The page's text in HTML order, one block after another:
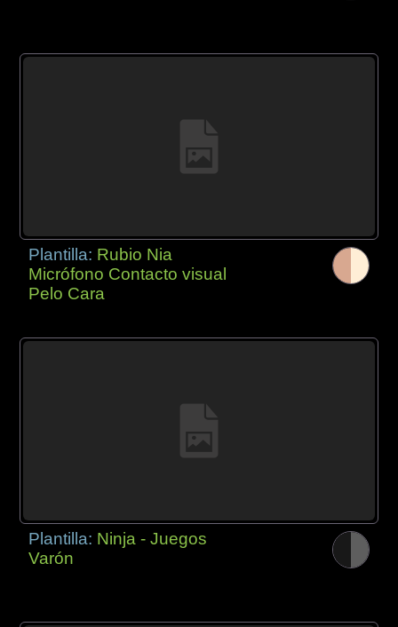
Plantilla: Rubio Nia
Micrófono Contacto visual
Pelo Cara
Plantilla: Ninja - Juegos
Varón